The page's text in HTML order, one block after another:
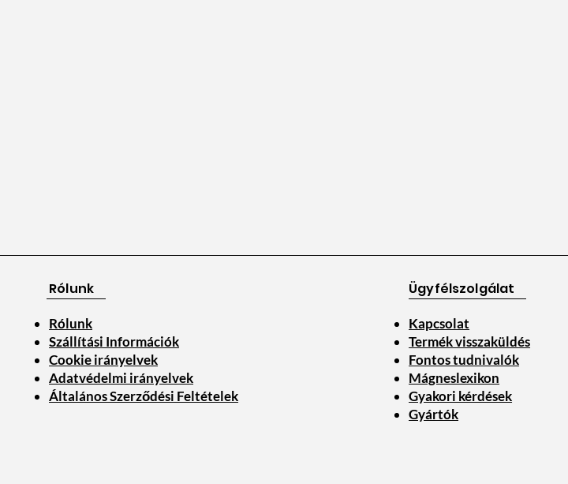
Rólunk
Rólunk
Szállítási Információk
Cookie irányelvek
Adatvédelmi irányelvek
Általános Szerződési Feltételek
Ügyfélszolgálat
Kapcsolat
Termék visszaküldés
Fontos tudnivalók
Mágneslexikon
Gyakori kérdések
Gyártók